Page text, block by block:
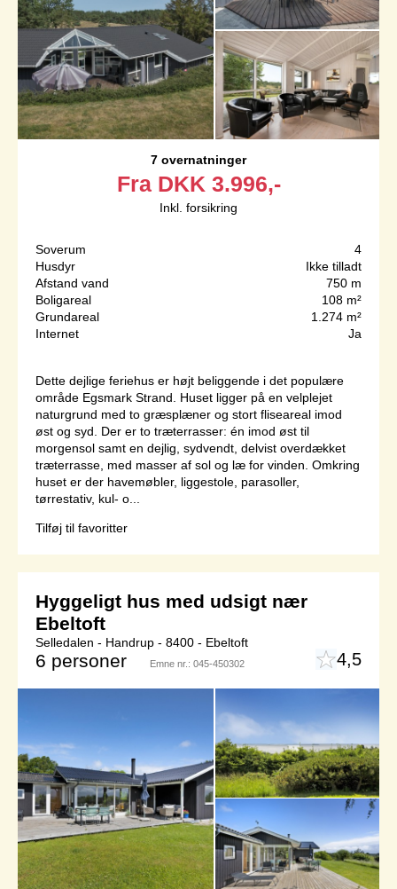
7 overnatninger
Fra DKK 3.996,-
Inkl. forsikring
Soverum
4
Husdyr
Ikke tilladt
Afstand vand
750 m
Boligareal
108 m²
Grundareal
1.274 m²
Internet
Ja
Dette dejlige feriehus er højt beliggende i det populære
område Egsmark Strand. Huset ligger på en velplejet
naturgrund med to græsplæner og stort fliseareal imod
øst og syd. Der er to træterrasser: én imod øst til
morgensol samt en dejlig, sydvendt, delvist overdækket
træterrasse, med masser af sol og læ for vinden. Omkring
huset er der havemøbler, liggestole, parasoller,
tørrestativ, kul- o...
Tilføj til favoritter
Hyggeligt hus med udsigt nær
Ebeltoft
Selledalen - Handrup - 8400 - Ebeltoft
6 personer Emne nr.: 045-450302 4,5